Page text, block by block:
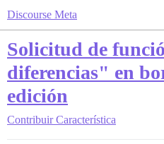
Discourse Meta
Solicitud de
diferencias" en
edición
Contribuir Característica